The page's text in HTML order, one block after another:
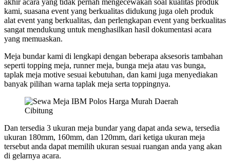
kami, suasana event yang berkualitas didukung juga oleh produk
alat event yang berkualitas, dan perlengkapan event yang berkualitas
sangat mendukung untuk menghasilkan hasil dokumentasi acara
yang memuaskan.
Meja bundar kami di lengkapi dengan beberapa aksesoris tambahan
seperti topping meja, runner meja, bunga meja atau vas bunga,
taplak meja motive sesuai kebutuhan, dan kami juga menyediakan
banyak pilihan warna taplak meja serta toppingnya.
Dan tersedia 3 ukuran meja bundar yang dapat anda sewa, tersedia
ukuran 180mm, 160mm, dan 120mm, dari ketiga ukuran meja
tersebut anda dapat memilih ukuran sesuai ruangan anda yang akan
di gelarnya acara.